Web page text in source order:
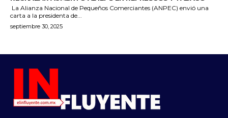
La Alianza Nacional de Pequeños Comerciantes (ANPEC) envió una
carta a la presidenta de...
septiembre 30, 2025